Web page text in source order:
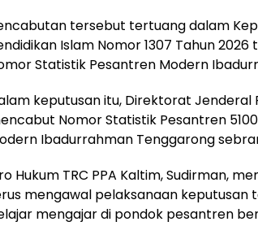
tersebut tertuang dalam
Islam Nomor 1307 Tahun
Statistik Pesantren Modern
keputusan itu, Direktorat Jenderal
Nomor Statistik Pesantren
Ibadurrahman Tenggarong
Hukum TRC PPA Kaltim, Sudirman,
mengawal pelaksanaan keputusan
mengajar di pondok pesantren